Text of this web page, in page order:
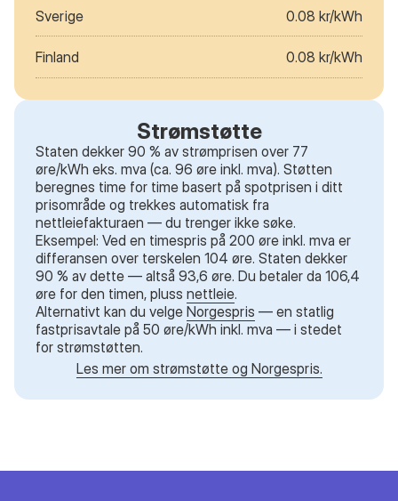
Sverige 0.08 kr/kWh
Finland 0.08 kr/kWh
Strømstøtte
Staten dekker 90 % av strømprisen over 77
øre/kWh eks. mva (ca. 96 øre inkl. mva). Støtten
beregnes time for time basert på spotprisen i ditt
prisområde og trekkes automatisk fra
nettleiefakturaen — du trenger ikke søke.
Eksempel: Ved en timespris på 200 øre inkl. mva er
differansen over terskelen 104 øre. Staten dekker
90 % av dette — altså 93,6 øre. Du betaler da 106,4
øre for den timen, pluss nettleie.
Alternativt kan du velge Norgespris — en statlig
fastprisavtale på 50 øre/kWh inkl. mva — i stedet
for strømstøtten.
Les mer om strømstøtte og Norgespris.